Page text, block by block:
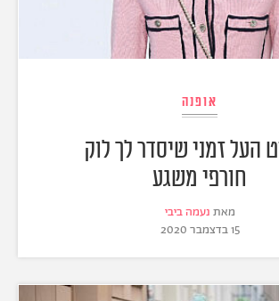
אופנה
העל זמני שיסדר לך לוק
חורפי משגע
מאת נעמה ביבי
15 בדצמבר 2020